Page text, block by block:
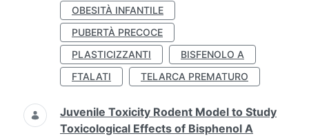
OBESITÀ INFANTILE
PUBERTÀ PRECOCE
PLASTICIZZANTI
BISFENOLO A
FTALATI
TELARCA PREMATURO
Juvenile Toxicity Rodent Model to Study
Toxicological Effects of Bisphenol A